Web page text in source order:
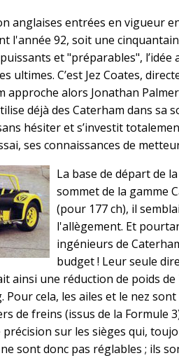
anglaises entrées en vigueur
l'année 92, soit une
et "préparables",
ultimes. C’est Jez Coates,
approche alors Jonathan
déjà des Caterham dans
hésiter et s’investit
ses connaissances de
La base de départ de la
sommet de la gamme
(pour 177 ch), il
l'allègement. Et
ingénieurs de
budget ! Leur seule
ainsi une réduction de poids
Pour cela, les ailes et le nez
de freins (issus de la Formule
sur les sièges qui,
sont donc pas réglables ; ils